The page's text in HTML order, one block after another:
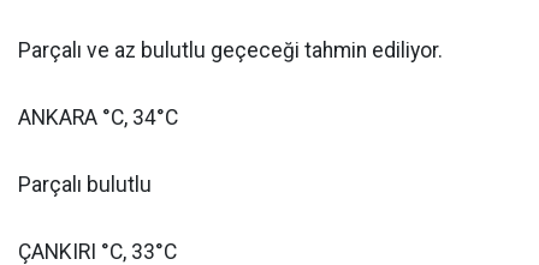
Parçalı ve az bulutlu geçeceği tahmin ediliyor.
ANKARA °C, 34°C
Parçalı bulutlu
ÇANKIRI °C, 33°C